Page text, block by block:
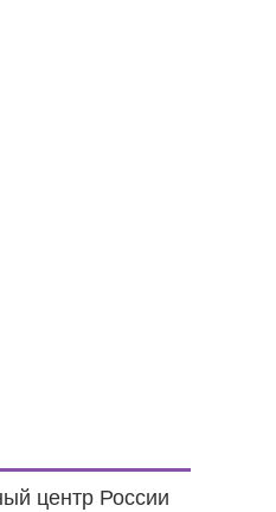
центр России